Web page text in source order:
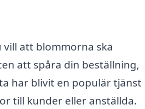
vill att blommorna ska
att spåra din beställning,
har blivit en populär tjänst
till kunder eller anställda.